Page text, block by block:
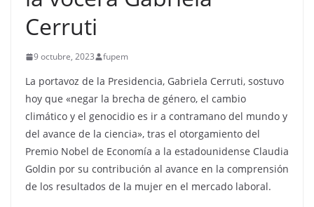
Cerruti
9 octubre, 2023 fupem
La portavoz de la Presidencia, Gabriela Cerruti, sostuvo
hoy que «negar la brecha de género, el cambio
climático y el genocidio es ir a contramano del mundo y
del avance de la ciencia», tras el otorgamiento del
Premio Nobel de Economía a la estadounidense Claudia
Goldin por su contribución al avance en la comprensión
de los resultados de la mujer en el mercado laboral.